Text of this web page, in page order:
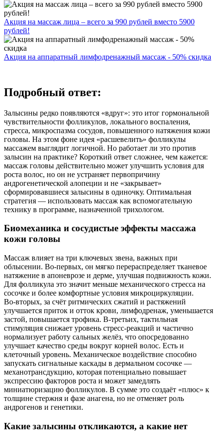
Акция на массаж лица – всего за 990 рублей вместо 5900
рублей!
Акция на аппаратный лимфодренажный массаж - 50% скидка
Подробный ответ:
Залысины редко появляются «вдруг»: это итог гормональной
чувствительности фолликулов, локального воспаления,
стресса, микроспазма сосудов, повышенного натяжения кожи
головы. На этом фоне идея «расшевелить» фолликулы
массажем выглядит логичной. Но работает ли это против
залысин на практике? Короткий ответ сложнее, чем кажется:
массаж головы действительно может улучшить условия для
роста волос, но он не устраняет первопричину
андрогенетической алопеции и не «закрывает»
сформировавшиеся залысины в одиночку. Оптимальная
стратегия — использовать массаж как вспомогательную
технику в программе, назначенной трихологом.
Биомеханика и сосудистые эффекты массажа
кожи головы
Массаж влияет на три ключевых звена, важных при
облысении. Во‑первых, он мягко перераспределяет тканевое
натяжение в апоневрозе и дерме, улучшая подвижность кожи.
Для фолликула это значит меньше механического стресса на
сосочке и более комфортные условия микроциркуляции.
Во‑вторых, за счёт ритмических сжатий и растяжений
улучшается приток и отток крови, лимфодренаж, уменьшается
застой, повышается трофика. В‑третьих, тактильная
стимуляция снижает уровень стресс‑реакций и частично
нормализует работу сальных желёз, что опосредованно
улучшает качество среды вокруг корней волос. Есть и
клеточный уровень. Механическое воздействие способно
запускать сигнальные каскады в дермальном сосочке —
механотрансдукцию, которая потенциально повышает
экспрессию факторов роста и может замедлять
миниатюризацию фолликулов. В сумме это создаёт «плюс» к
толщине стержня и фазе анагена, но не отменяет роль
андрогенов и генетики.
Какие залысины откликаются, а какие нет